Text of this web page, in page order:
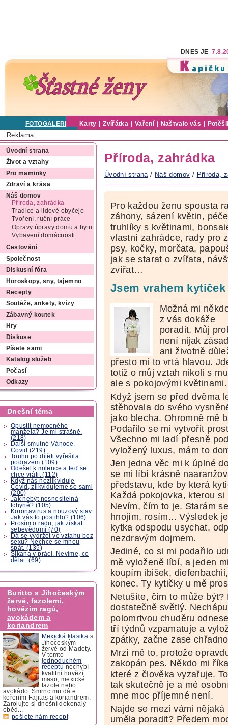
DNES JE
FOTOGALERIE Karty Zvířátka Vaření Naštvalo vás
Reklama:
Úvodní strana
Život a vztahy
Pro maminky
Zdraví a krása
Náš domov
Příroda, zahrádka
Tradice a lidové obyčeje
Tvoření, ruční práce
Opravy úpravy domu a bytu
Vybavení domácnosti
Cestování
Společnost
Diskusní fóra
Horoskopy, sny, tajemno
Recepty
Soutěže, ankety, kvízy
Zábavný koutek
Hry
Diskuse
Píšete sami
Katalog služeb
Počasí
Odkazy
Dnešní téma
Opustit nemocného
manžela? Je mi strašně.
(218)
Další smutné Vánoce.
Covid (219)
Touhu po dítěti vyřešila
podrazem (109)
Odešel k milence a teď se
chce vrátit (112)
Když nás nezlikviduje
Covid, zlikvidujeme se sami
(200)
Jak nebýt nesnesitelná
tchyně? (105)
Koronavirus a nouzový stav.
Jak vás to postihlo? (106)
Prosím o radu, jak získat
sebevědomí (70)
Dá se vydržet ve vztahu bez
sexu? Nechce se mnou
spát. (135)
Šikana v práci. Nevíme, co
dělat. (69)
Buritto s Jihočeským
žervé, fazolemi,
hovězím ragú,
avokádem a
koriandrem
Mexická klasika s
Jihočeským
žervé od Madety.
V tomto
jednoduchém
receptu nechybí
kvalitní hovězí
maso, mexické
fazole nebo
avokádo. Šmrnc mu dáte
kořením Fajitas a koriandrem.
Zarolujte si dnešní dokonalý
oběd...
pošlete nám recept
Příroda, zahrádka
Úvodní strana / Náš domov / Příroda,
Pro každou ženu spousta
záhony, sázení květin,
truhlíky s květinami,
vlastní zahrádce, rady pro
psy, kočky, morčata,
jak se starat o zvířata,
zvířat…
Jsem vrahem kytiček
Možná mi
z vás dokáže
poradit. Můj
není nijak
ani životně
přesto mi to vrtá hlavou.
totiž o můj vztah nikoli s
ale s pokojovými květinami.
Když jsem se před dvěma
stěhovala do svého
jako blecha. Ohromně mě
Podařilo se mi vytvořit
Všechno mi ladí přesně
vyložený luxus, mám to
Jen jedna věc mi k úplné
se mi líbí krásně
představu, kde by která
Každá pokojovka, kterou
Nevím, čím to je. Starám
hnojím, rosím... Výsledek
kytka odspodu usychat,
nezdravým dojmem.
Jediné, co si mi podařilo
mě vyloženě líbí, a jeden
koupím ibišek,
konec. Ty kytičky u mě
Netušíte, čím to může
dostatečně světlý.
polomrtvou chuděru
tří týdnů vzpamatuje a
zpátky, začne zase
Mrzí mě to, protože
zakopán pes. Někdo mi
které z člověka vyzařuje.
tak skutečně je a mé
mne moc příjemné není.
Najde se mezi vámi
uměla poradit? Předem